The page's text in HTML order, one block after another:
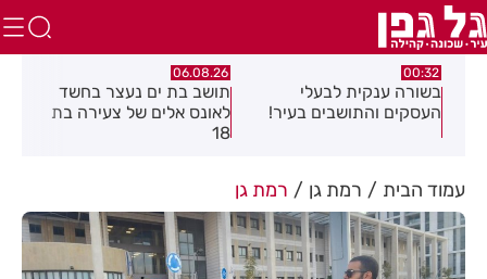
00:32
בשורה ענקית לבעלי
העסקים והתושבים בעיר!
06.08.26
תושב בת ים נעצר בחשד
לאונס אלים של צעירה בת
18
עמוד הבית רמת גן רמת גן